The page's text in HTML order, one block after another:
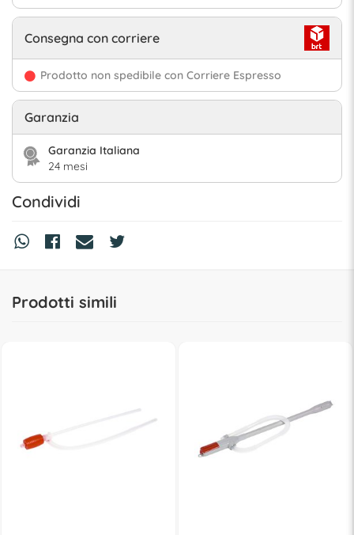
Consegna con corriere
Prodotto non spedibile con Corriere Espresso
Garanzia
Garanzia Italiana
24 mesi
Condividi
Prodotti simili